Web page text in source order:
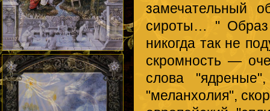
замечательный
сироты… " Образ
никогда так не
скромность —
слова
"меланхолия",